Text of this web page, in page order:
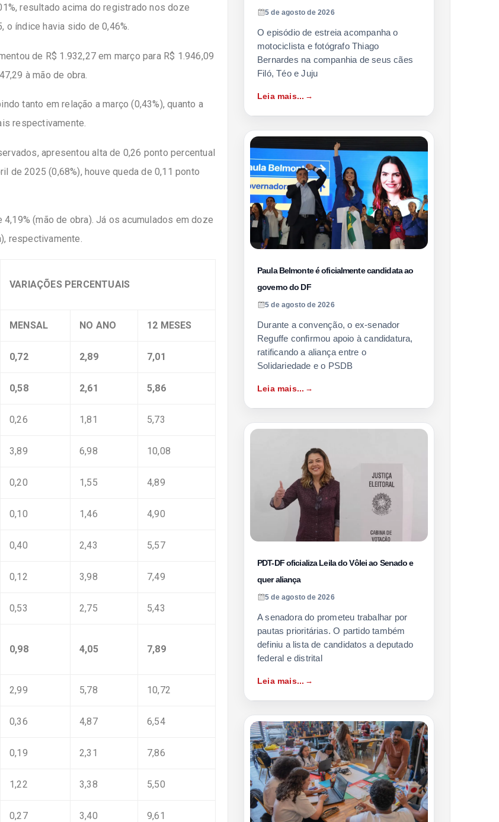
resultado acima do registrado nos doze
o índice havia sido de 0,46%.
de R$ 1.932,27 em março para R$ 1.946,09
à mão de obra.
tanto em relação a março (0,43%), quanto a
respectivamente.
apresentou alta de 0,26 ponto percentual
de 2025 (0,68%), houve queda de 0,11 ponto
(mão de obra). Já os acumulados em doze
respectivamente.
VARIAÇÕES PERCENTUAIS
MENSAL NO ANO 12 MESES
0,72 2,89 7,01
0,58 2,61 5,86
0,26 1,81 5,73
3,89 6,98 10,08
0,20 1,55 4,89
0,10 1,46 4,90
0,40 2,43 5,57
0,12 3,98 7,49
0,53 2,75 5,43
0,98 4,05 7,89
2,99 5,78 10,72
0,36 4,87 6,54
0,19 2,31 7,86
1,22 3,38 5,50
0,27 3,40 9,61
5 de agosto de 2026
O episódio de estreia acompanha o
motociclista e fotógrafo Thiago
Bernardes na companhia de seus cães
Filó, Téo e Juju
Leia mais...
Paula Belmonte é oficialmente candidata ao
governo do DF
5 de agosto de 2026
Durante a convenção, o ex-senador
Reguffe confirmou apoio à candidatura,
ratificando a aliança entre o
Solidariedade e o PSDB
Leia mais...
PDT-DF oficializa Leila do Vôlei ao Senado e
quer aliança
5 de agosto de 2026
A senadora do prometeu trabalhar por
pautas prioritárias. O partido também
definiu a lista de candidatos a deputado
federal e distrital
Leia mais...